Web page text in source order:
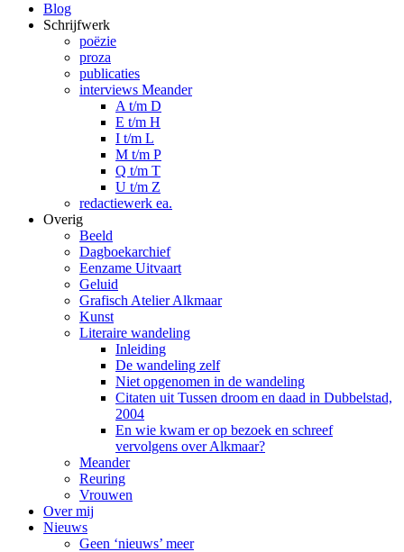
Blog
Schrijfwerk
poëzie
proza
publicaties
interviews Meander
A t/m D
E t/m H
I t/m L
M t/m P
Q t/m T
U t/m Z
redactiewerk ea.
Overig
Beeld
Dagboekarchief
Eenzame Uitvaart
Geluid
Grafisch Atelier Alkmaar
Kunst
Literaire wandeling
Inleiding
De wandeling zelf
Niet opgenomen in de wandeling
Citaten uit Tussen droom en daad in Dubbelstad,
2004
En wie kwam er op bezoek en schreef
vervolgens over Alkmaar?
Meander
Reuring
Vrouwen
Over mij
Nieuws
Geen ‘nieuws’ meer